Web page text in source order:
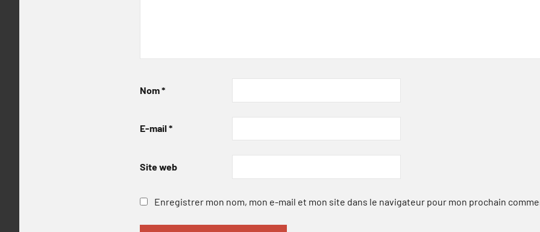
Nom*
E-mail *
Site web
Enregistrer mon nom, mon e-mail et mon site dans le navigateur pour mon prochain